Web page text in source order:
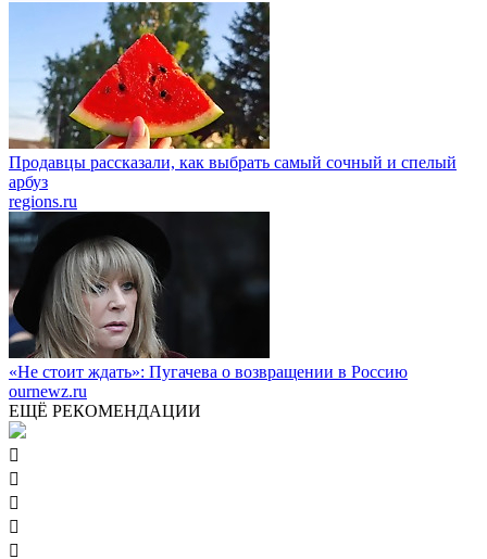
Продавцы рассказали, как выбрать самый сочный и спелый
арбуз
regions.ru
«Не стоит ждать»: Пугачева о возвращении в Россию
ournewz.ru
ЕЩЁ РЕКОМЕНДАЦИИ




